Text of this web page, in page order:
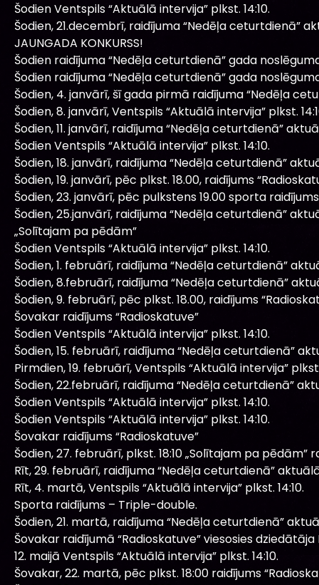
Šodien Ventspils “Aktuālā intervija” plkst. 14:10.
Šodien, 21.decembrī, raidījuma “Nedēļa ceturtdienā”
JAUNGADA KONKURSS!
Šodien raidījuma “Nedēļa ceturtdienā” gada
Šodien raidījuma “Nedēļa ceturtdienā” gada
Šodien, 4. janvārī, šī gada pirmā raidījuma “Nedēļa
Šodien, 8. janvārī, Ventspils “Aktuālā intervija” plkst.
Šodien, 11. janvārī, raidījuma “Nedēļa ceturtdienā”
Šodien Ventspils “Aktuālā intervija” plkst. 14:10.
Šodien, 18. janvārī, raidījuma “Nedēļa ceturtdienā”
Šodien, 19. janvārī, pēc plkst. 18.00, raidījums
Šodien, 23. janvārī, pēc pulkstens 19.00 sporta
Šodien, 25.janvārī, raidījuma “Nedēļa ceturtdienā”
„Solītajam pa pēdām”
Šodien Ventspils “Aktuālā intervija” plkst. 14:10.
Šodien, 1. februārī, raidījuma “Nedēļa ceturtdienā”
Šodien, 8.februārī, raidījuma “Nedēļa ceturtdienā”
Šodien, 9. februārī, pēc plkst. 18.00, raidījums
Šovakar raidījums “Radioskatuve”
Šodien Ventspils “Aktuālā intervija” plkst. 14:10.
Šodien, 15. februārī, raidījuma “Nedēļa ceturtdienā”
Pirmdien, 19. februārī, Ventspils “Aktuālā intervija” plkst.
Šodien, 22.februārī, raidījuma “Nedēļa ceturtdienā”
Šodien Ventspils “Aktuālā intervija” plkst. 14:10.
Šodien Ventspils “Aktuālā intervija” plkst. 14:10.
Šovakar raidījums “Radioskatuve”
Šodien, 27. februārī, plkst. 18:10 „Solītajam pa pēdām”
Rīt, 29. februārī, raidījuma “Nedēļa ceturtdienā”
Rīt, 4. martā, Ventspils “Aktuālā intervija” plkst. 14:10.
Sporta raidījums – Triple-double.
Šodien, 21. martā, raidījuma “Nedēļa ceturtdienā”
Šovakar raidījumā “Radioskatuve” viesosies dziedātāja
12. maijā Ventspils “Aktuālā intervija” plkst. 14:10.
Šovakar, 22. martā, pēc plkst. 18:00 raidījums